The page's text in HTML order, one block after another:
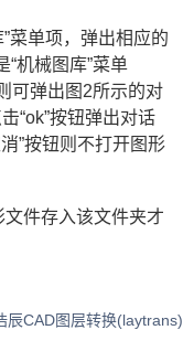
菜单项，弹出相应的
“机械图库”菜单
可弹出图2所示的对
“ok”按钮弹出对话
”按钮则不打开图形
件存入该文件夹才
辰CAD图层转换(laytrans)